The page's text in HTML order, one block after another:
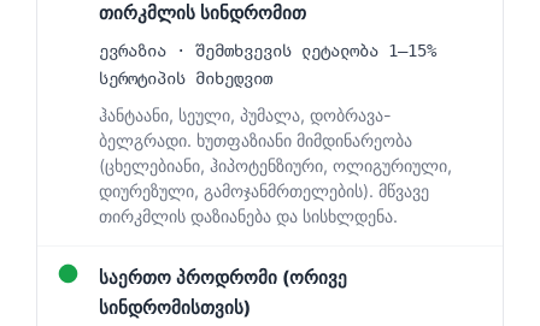
თირკმლის სინდრომით
ევრაზია · შემთხვევის ლეტალობა 1–15%
სეროტიპის მიხედვით
ჰანტაანი, სეული, პუმალა, დობრავა-
ბელგრადი. ხუთფაზიანი მიმდინარეობა
(ცხელებიანი, ჰიპოტენზიური, ოლიგურიული,
დიურეზული, გამოჯანმრთელების). მწვავე
თირკმლის დაზიანება და სისხლდენა.
●
საერთო პროდრომი (ორივე
სინდრომისთვის)